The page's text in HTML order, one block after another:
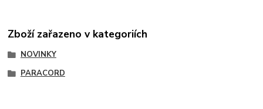
Zboží zařazeno v kategoriích
NOVINKY
PARACORD